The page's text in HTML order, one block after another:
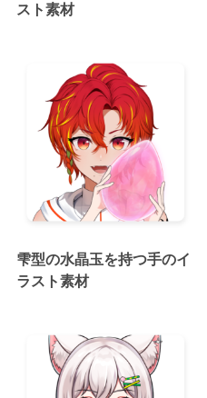
スト素材
雫型の水晶玉を持つ手のイ
ラスト素材